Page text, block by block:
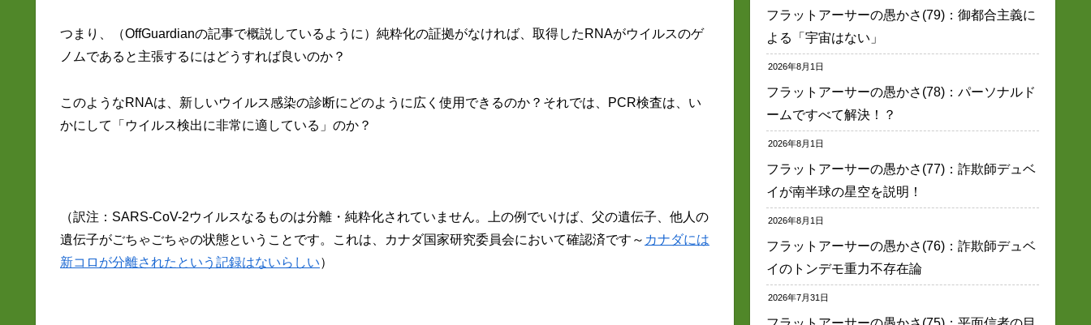
つまり、（OffGuardianの記事で概説しているように）純粋化の証拠がなければ、取得したRNAがウイルスのゲ
ノムであると主張するにはどうすれば良いのか？
このようなRNAは、新しいウイルス感染の診断にどのように広く使用できるのか？それでは、PCR検査は、い
かにして「ウイルス検出に非常に適している」のか？
（訳注：SARS-CoV-2ウイルスなるものは分離・純粋化されていません。上の例でいけば、父の遺伝子、他人の
遺伝子がごちゃごちゃの状態ということです。これは、カナダ国家研究委員会において確認済です～ カナダには
新コロが分離されたという記録はないらしい）
フラットアーサーの愚かさ(79)：御都合主義に
よる「宇宙はない」
2026年8月1日
フラットアーサーの愚かさ(78)：パーソナルド
ームですべて解決！？
2026年8月1日
フラットアーサーの愚かさ(77)：詐欺師デュベ
イが南半球の星空を説明！
2026年8月1日
フラットアーサーの愚かさ(76)：詐欺師デュベ
イのトンデモ重力不存在論
2026年7月31日